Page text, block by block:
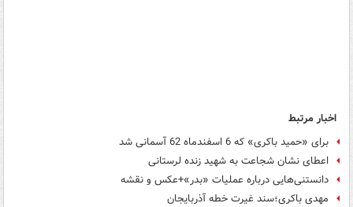
اخبار مرتبط
برای «حمید باکری» که 6 اسفندماه 62 آسمانی شد
اعطای نشان شجاعت به شهید زنده لرستانی
دانستنی‌هایی درباره عملیات «بدر»+عکس و نقشه
مهدی باکری؛سند غیرت خطه آذربایجان